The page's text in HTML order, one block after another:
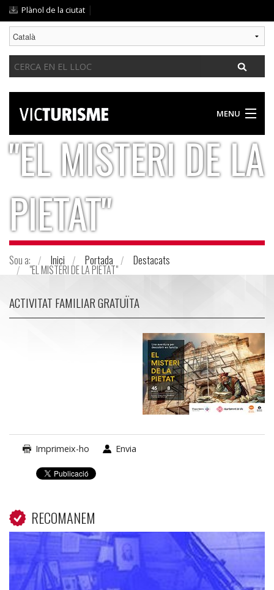
Plànol de la ciutat |
Cerca
MENU
DESCOBRIR VIC
GASTRONOMIA / ALLOTJAMENT
GUIA PRÀCTICA
"EL MISTERI DE LA
PIETAT"
Sou a: Inici Portada Destacats
"EL MISTERI DE LA PIETAT"
ACTIVITAT FAMILIAR GRATUÏTA
Imprimeix-ho Envia
RECOMANEM